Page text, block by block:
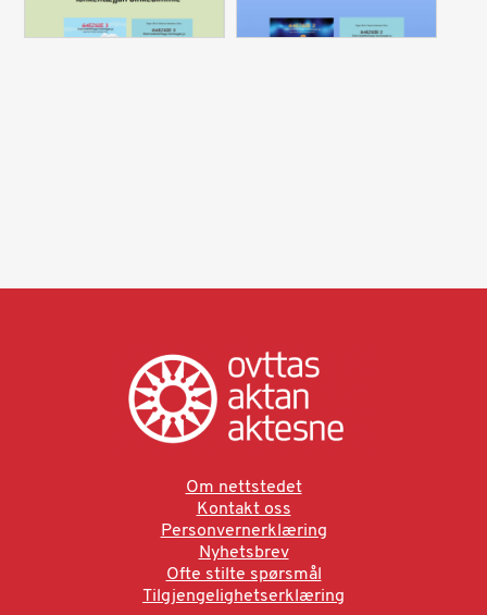
Om nettstedet
Kontakt oss
Personvernerklæring
Nyhetsbrev
Ofte stilte spørsmål
Tilgjengelighetserklæring